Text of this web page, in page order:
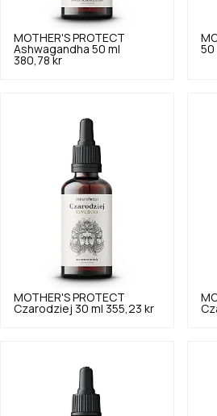
MOTHER'S PROTECT
Ashwagandha 50 ml
380,78 kr
50
MOTHER'S PROTECT
Czarodziej 30 ml 355,23 kr